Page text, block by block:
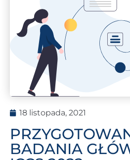
18 listopada, 2021
BADANIA